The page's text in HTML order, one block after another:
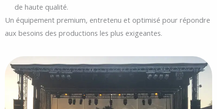
de haute qualité.
Un équipement premium, entretenu et optimisé pour répondre
aux besoins des productions les plus exigeantes.